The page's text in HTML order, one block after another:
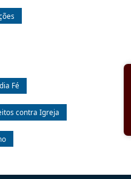
Fé
contra Igreja